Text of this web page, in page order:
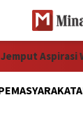
Aspirasi